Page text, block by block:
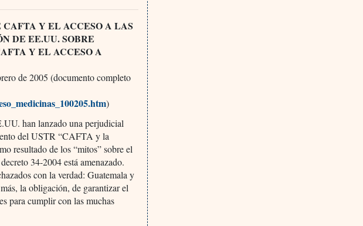
CAFTA Y EL ACCESO A LAS
DE EE.UU. SOBRE
Y EL ACCESO A
de 2005 (documento completo
)
han lanzado una perjudicial
del USTR “CAFTA y la
resultado de los “mitos” sobre el
34-2004 está amenazado.
con la verdad: Guatemala y
la obligación, de garantizar el
para cumplir con las muchas